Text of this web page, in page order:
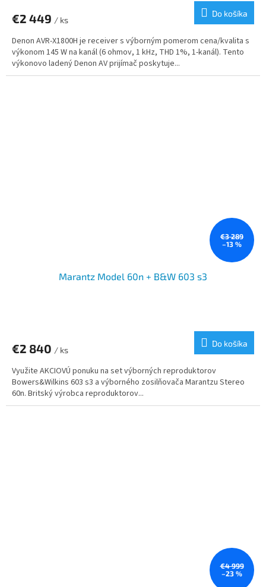
€2 449 / ks
Do košíka
Denon AVR-X1800H je receiver s výborným pomerom cena/kvalita s
výkonom 145 W na kanál (6 ohmov, 1 kHz, THD 1%, 1-kanál). Tento
výkonovo ladený Denon AV prijímač poskytuje...
€3 289
–13 %
Marantz Model 60n + B&W 603 s3
€2 840 / ks
Do košíka
Využite AKCIOVÚ ponuku na set výborných reproduktorov
Bowers&Wilkins 603 s3 a výborného zosilňovača Marantzu Stereo
60n. Britský výrobca reproduktorov...
€4 999
–23 %